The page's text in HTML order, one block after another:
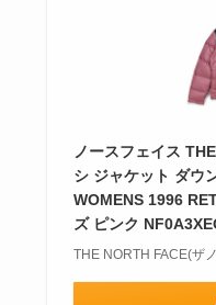
ノースフェイス
シ ジャケット ダウ
WOMENS 1996
ズ ピンク
THE NORTH FACE(ザ